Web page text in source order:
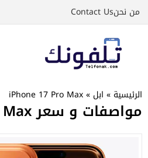
إلىمن نحنContact Us
الرئيسية » ابل »
iPhone 17 Pro Max
مواصفات و سعر iPhone 17 Pro Max